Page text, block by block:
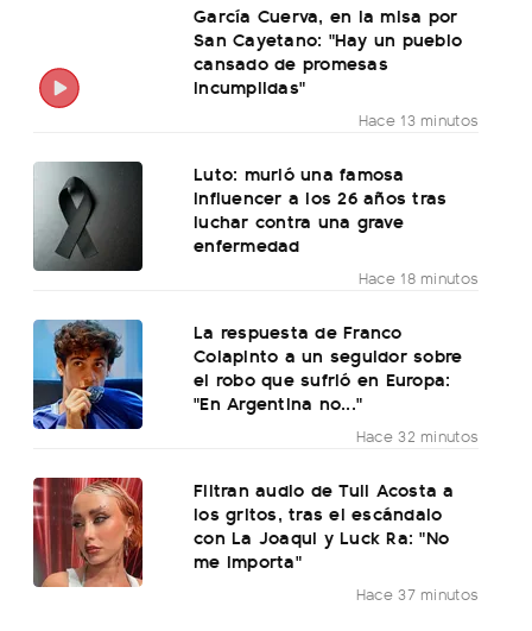
García Cuerva, en la misa por
San Cayetano: "Hay un pueblo
cansado de promesas
incumplidas"
Hace 13 minutos
Luto: murió una famosa
influencer a los 26 años tras
luchar contra una grave
enfermedad
Hace 18 minutos
La respuesta de Franco
Colapinto a un seguidor sobre
el robo que sufrió en Europa:
"En Argentina no..."
Hace 32 minutos
Filtran audio de Tuli Acosta a
los gritos, tras el escándalo
con La Joaqui y Luck Ra: "No
me importa"
Hace 37 minutos